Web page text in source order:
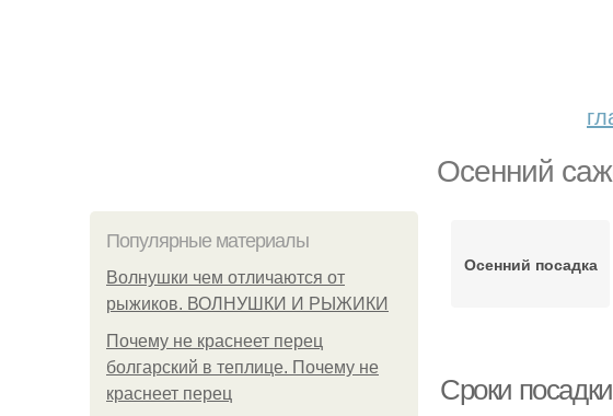
Осенний
Популярные материалы
Волнушки чем отличаются от
рыжиков. ВОЛНУШКИ И РЫЖИКИ
Почему не краснеет перец
болгарский в теплице. Почему не
краснеет перец
Осенний посадка
Сроки